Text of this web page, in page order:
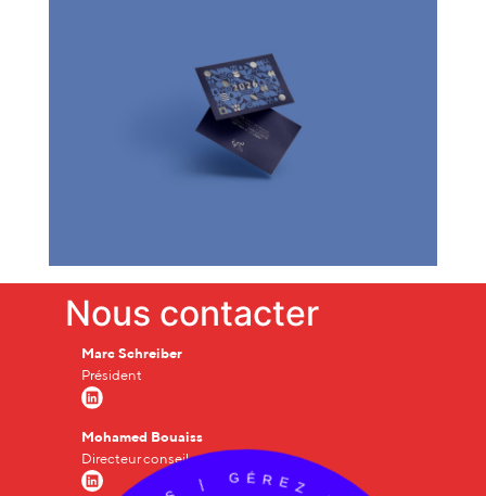
Nous contacter
Marc Schreiber
Président
Mohamed Bouaiss
Directeur conseil
G É R E Z
|